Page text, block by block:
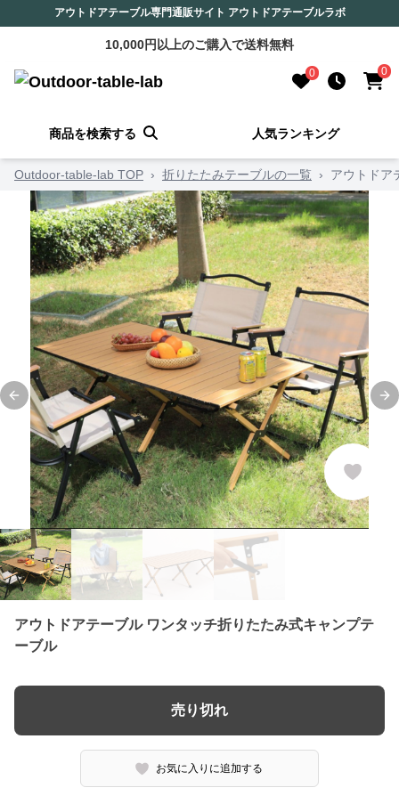
アウトドアテーブル専門通販サイト アウトドアテーブルラボ
10,000円以上のご購入で送料無料
0 0
商品を検索する 人気ランキング
Outdoor-table-lab TOP › 折りたたみテーブルの一覧 › アウトドア
Previous slide
アウトドアテーブル ワンタッチ折りたたみ式キャンプテ
ーブル
売り切れ
お気に入りに追加する